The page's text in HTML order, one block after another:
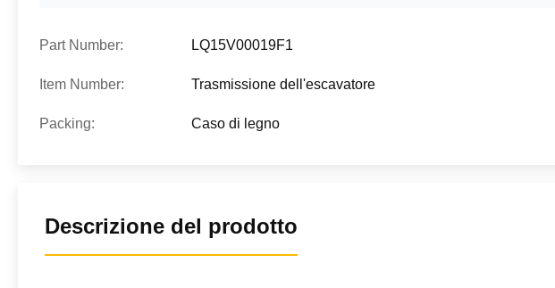
Part Number: LQ15V00019F1
Item Number: Trasmissione dell'escavatore
Packing: Caso di legno
Descrizione del prodotto